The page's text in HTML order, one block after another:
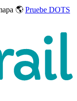
🌎 Pruebe DOTS